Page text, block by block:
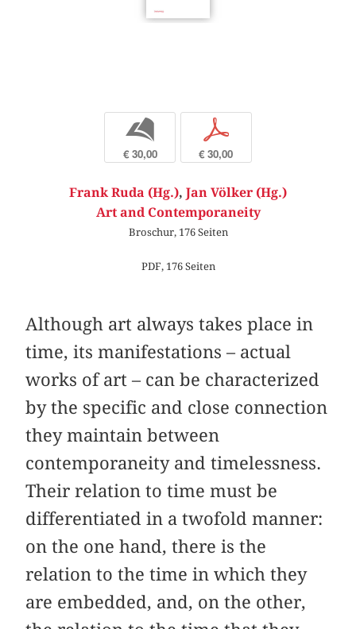
b
€ 30,00
p
€ 30,00
Frank Ruda (Hg.), Jan Völker (Hg.)
Art and Contemporaneity
Broschur, 176 Seiten
PDF, 176 Seiten
Although art always takes place in
time, its manifestations – actual
works of art – can be characterized
by the specific and close connection
they maintain between
contemporaneity and timelessness.
Their relation to time must be
differentiated in a twofold manner:
on the one hand, there is the
relation to the time in which they
are embedded, and, on the other,